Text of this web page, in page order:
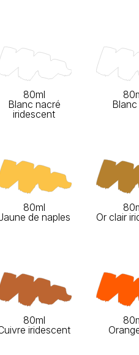
80ml
Blanc nacré
iridescent
80ml
de naples
Or clair
80ml
iridescent